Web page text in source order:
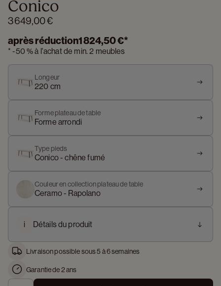
Conico
3 649,00 €
après réduction1 824,50 €*
*-50 %à l'achat de min. 2 meubles
Longeur
220 cm
Forme plateau de table
Forme arrondi
Type pieds
Conico - chêne fumé
Couleur en collection plateau de table
Ceramo - Rapolano
i Détails du produit
Livraison possible sous 5 à 6 semaines
Garantie de 2 ans